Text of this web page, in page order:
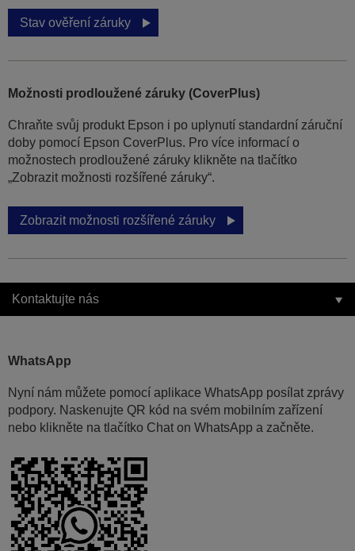
Stav ověření záruky
Možnosti prodloužené záruky (CoverPlus)
Chraňte svůj produkt Epson i po uplynutí standardní záruční
doby pomocí Epson CoverPlus. Pro více informací o
možnostech prodloužené záruky klikněte na tlačítko
„Zobrazit možnosti rozšířené záruky“.
Zobrazit možnosti rozšířené záruky
Kontaktujte nás
WhatsApp
Nyní nám můžete pomocí aplikace WhatsApp posílat zprávy
podpory. Naskenujte QR kód na svém mobilním zařízení
nebo klikněte na tlačítko Chat on WhatsApp a začněte.